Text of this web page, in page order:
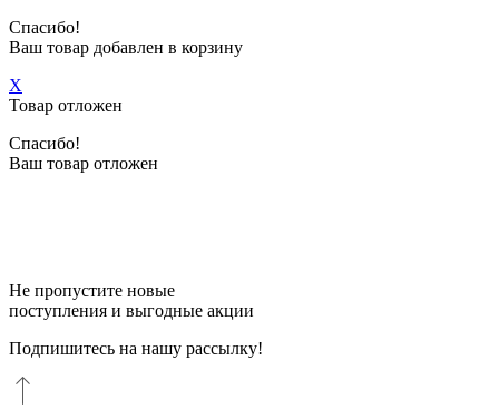
Спасибо!
Ваш товар добавлен в корзину
X
Товар отложен
Спасибо!
Ваш товар отложен
Не пропустите новые
поступления и выгодные акции
Подпишитесь на нашу рассылку!